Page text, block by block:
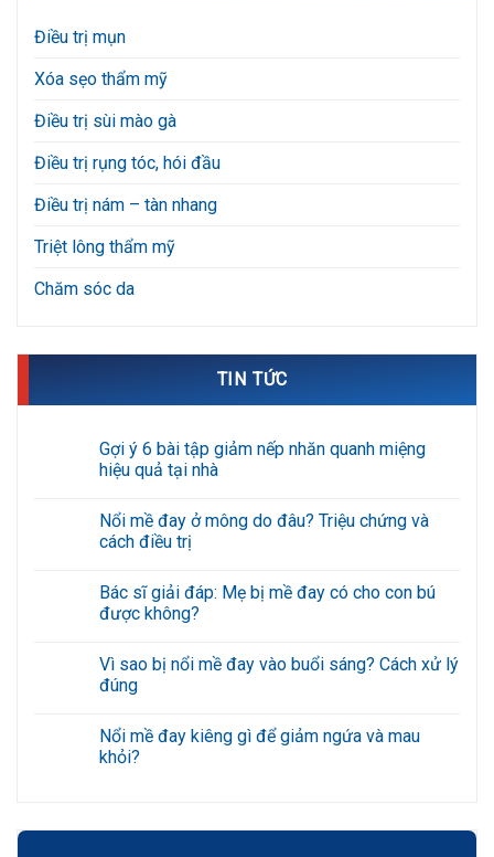
Điều trị mụn
Xóa sẹo thẩm mỹ
Điều trị sùi mào gà
Điều trị rụng tóc, hói đầu
Điều trị nám – tàn nhang
Triệt lông thẩm mỹ
Chăm sóc da
TIN TỨC
Gợi ý 6 bài tập giảm nếp nhăn quanh miệng
hiệu quả tại nhà
bình
luận
ở
6
bài
tập
nhăn
quanh
miệng
quả
tại
nhà
Nổi mề đay ở mông do đâu? Triệu chứng và
cách điều trị
bình
luận
ở
đay
ở
mông
đâu?
Triệu
chứng
và
Bác sĩ giải đáp: Mẹ bị mề đay có cho con bú
được không?
bình
luận
ở
giải
đáp:
Mẹ
Vì sao bị nổi mề đay vào buổi sáng? Cách xử lý
đúng
bình
luận
ở
Nổi mề đay kiêng gì để giảm ngứa và mau
khỏi?